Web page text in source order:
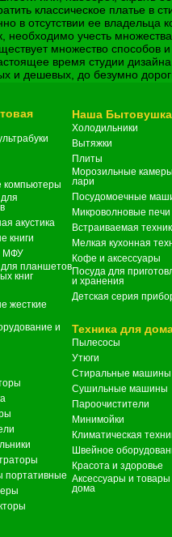
классическое платье в
в отсутствии ее
необходимо учесть
множество способов
время студии
и дешевых, до безумно
компьютеры
акустика
книги
МФУ
планшетов
книг
жесткие
и
портативные
Наша Бытовушка
Холодильники
Вытяжки
Плиты
Морозильные
лари
Посудомоечные
Микроволновые печи
Встраиваемая
Мелкая кухонная
Кофе и аксессуары
Посуда для
и хранения
Детская серия
Техника для
Пылесосы
Утюги
Стиральные машины
Сушильные машины
Пароочистители
Минимойки
Климатическая
Швейное
Красота и здоровье
Аксессуары и
дома